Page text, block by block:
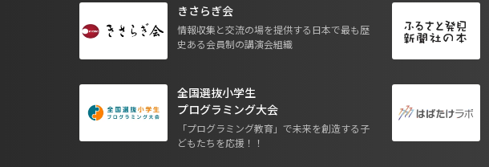
きさらぎ会
情報収集と交流の場を提供する日本で最も歴
史ある会員制の講演会組織
全国選抜小学生
プログラミング大会
「プログラミング教育」で未来を創造する子
どもたちを応援！！